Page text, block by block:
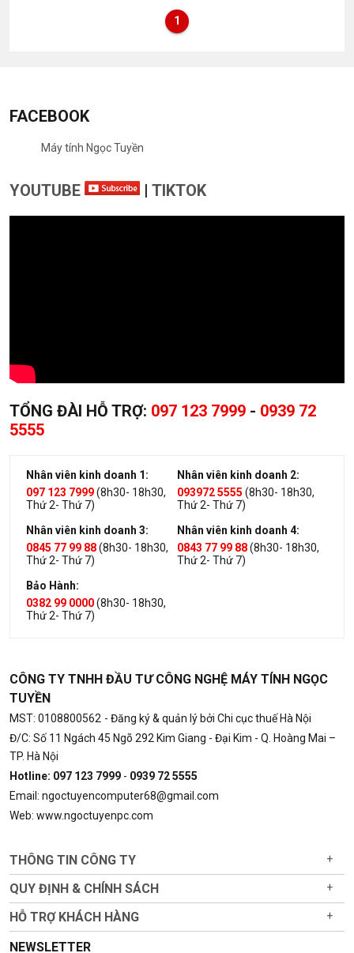
1
FACEBOOK
Máy tính Ngọc Tuyền
YOUTUBE | TIKTOK
TỔNG ĐÀI HỖ TRỢ: 097 123 7999 - 0939 72
5555
Nhân viên kinh doanh 1:
097 123 7999(8h30- 18h30,
Thứ 2- Thứ 7)
Nhân viên kinh doanh 2:
093972 5555 (8h30- 18h30,
Thứ 2- Thứ 7)
Nhân viên kinh doanh 3:
0845 77 99 88(8h30- 18h30,
Thứ 2- Thứ 7)
Nhân viên kinh doanh 4:
0843 77 99 88(8h30- 18h30,
Thứ 2- Thứ 7)
Bảo Hành:
0382 99 0000(8h30- 18h30,
Thứ 2- Thứ 7)
CÔNG TY TNHH ĐẦU TƯ CÔNG NGHỆ MÁY TÍNH NGỌC
TUYỀN
MST: 0108800562 - Đăng ký & quản lý bởi Chi cục thuế Hà Nội
Đ/C: Số 11 Ngách 45 Ngõ 292 Kim Giang - Đại Kim - Q. Hoàng Mai –
TP. Hà Nội
Hotline: 097 123 7999 - 0939 72 5555
Email: ngoctuyencomputer68@gmail.com
Web: www.ngoctuyenpc.com
THÔNG TIN CÔNG TY +
QUY ĐỊNH & CHÍNH SÁCH +
HỖ TRỢ KHÁCH HÀNG +
NEWSLETTER